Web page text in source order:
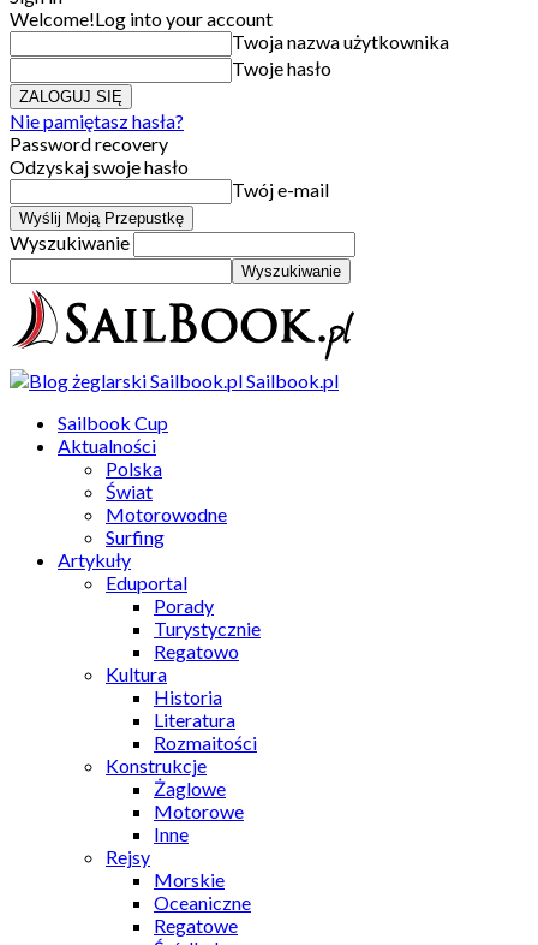
Welcome!Log into your account
Twoja nazwa użytkownika
Twoje hasło
Nie pamiętasz hasła?
Password recovery
Odzyskaj swoje hasło
Twój e-mail
Wyszukiwanie
Sailbook.pl
Sailbook Cup
Aktualności
Polska
Świat
Motorowodne
Surfing
Artykuły
Eduportal
Porady
Turystycznie
Regatowo
Kultura
Historia
Literatura
Rozmaitości
Konstrukcje
Żaglowe
Motorowe
Inne
Rejsy
Morskie
Oceaniczne
Regatowe